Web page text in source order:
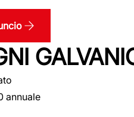
annuale